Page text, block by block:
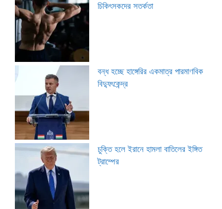
চিকিৎসকদের সতর্কতা
বন্ধ হচ্ছে হাঙ্গেরির একমাত্র পারমাণবিক
বিদ্যুৎকেন্দ্র
চুক্তি হলে ইরানে হামলা বাতিলের ইঙ্গিত
ট্রাম্পের